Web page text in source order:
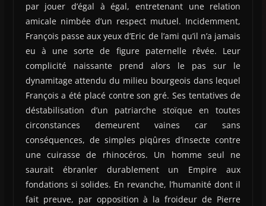
par jouer d’égal à égal, entretenant une relation
amicale nimbée d’un respect mutuel. Incidemment,
François passe aux yeux d’Eric de l’ami qu’il n’a jamais
eu à une sorte de figure paternelle rêvée. Leur
complicité naissante prend alors le pas sur le
dynamitage attendu du milieu bourgeois dans lequel
François a été placé contre son gré. Ses tentatives de
déstabilisation d’un patriarche stoïque en toutes
circonstances demeurent vaines car sans
conséquences, de simples piqûres d’insecte contre
une cuirasse de rhinocéros. Un homme seul ne
saurait ébranler durablement un Empire aux
fondations si solides. En revanche, l’humanité dont il
fait preuve, par opposition à la froideur de Pierre